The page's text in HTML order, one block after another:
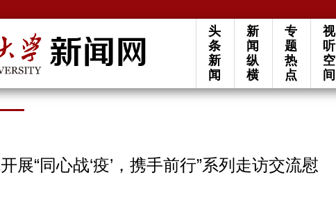
头
条
新
闻
新
闻
纵
横
专
题
热
点
视
听
空
间
展“同心战‘疫’，携手前行”系列走访交流慰